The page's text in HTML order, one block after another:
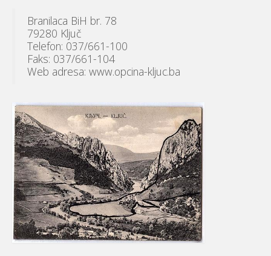
Branilaca BiH br. 78
79280 Ključ
Telefon: 037/661-100
Faks: 037/661-104
Web adresa: www.opcina-kljuc.ba